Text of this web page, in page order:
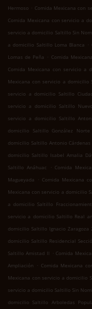
Hermoso . Comida Mexicana con
Comida Mexicana con servicio a
servicio a domicilio Saltillo Sin
a domicilio Saltillo Loma Blanca .
Lomas de Peña . Comida
Comida Mexicana con servicio a
Mexicana con servicio a domicilio
servicio a domicilio Saltillo
servicio a domicilio Saltillo
servicio a domicilio Saltillo
domicilio Saltillo González Norte
domicilio Saltillo Antonio Cárdenas
domicilio Saltillo Isabel Amalia
Saltillo Anáhuac
. Comida
Magueyada
. Comida Mexicana
Mexicana con servicio a domicilio
a domicilio Saltillo
servicio a domicilio Saltillo Real
domicilio Saltillo Ignacio Zaragoza
domicilio Saltillo Residencial
Saltillo Amistad II . Comida
Ampliación
. Comida Mexicana
Mexicana con servicio a domicilio
servicio a domicilio Saltillo Sin
domicilio Saltillo Arboledas